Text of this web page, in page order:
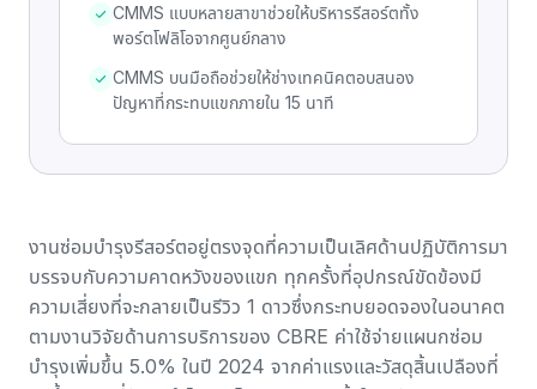
CMMS แบบหลายสาขาช่วยให้บริหารรีสอร์ตทั้ง
พอร์ตโฟลิโอจากศูนย์กลาง
CMMS บนมือถือช่วยให้ช่างเทคนิคตอบสนอง
ปัญหาที่กระทบแขกภายใน 15 นาที
งานซ่อมบำรุงรีสอร์ตอยู่ตรงจุดที่ความเป็นเลิศด้านปฏิบัติการมา
บรรจบกับความคาดหวังของแขก ทุกครั้งที่อุปกรณ์ขัดข้องมี
ความเสี่ยงที่จะกลายเป็นรีวิว 1 ดาวซึ่งกระทบยอดจองในอนาคต
ตามงานวิจัยด้านการบริการของ CBRE ค่าใช้จ่ายแผนกซ่อม
บำรุงเพิ่มขึ้น 5.0% ในปี 2024 จากค่าแรงและวัสดุสิ้นเปลืองที่